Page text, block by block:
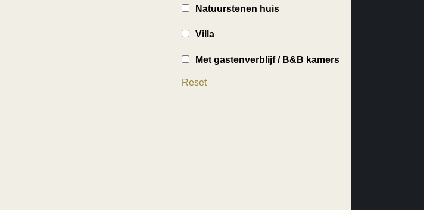
Natuurstenen huis
Villa
Met gastenverblijf / B&B kamers
Reset